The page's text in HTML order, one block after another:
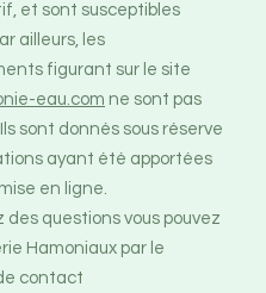
et sont susceptibles
ailleurs, les
figurant sur le site
eau.com ne sont pas
sont donnés sous réserve
ayant été apportées
en ligne.
des questions vous pouvez
Hamoniaux par le
contact